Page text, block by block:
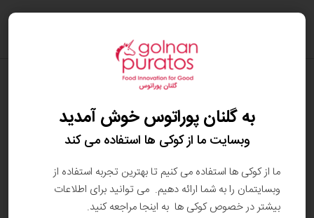
عوامل مؤثر بر کیفیت دانه کاکائو
اصلی‌ترین عامل،نوع دانه کاکائو است.
شده بود:
کریولو (Criollo):
اگر به‌درستی تخمیر شود، طعم
به گلنان پوراتوس خوش آمدید
وبسایت ما از کوکی ها استفاده می کند
ما از کوکی ها استفاده می کنیم تا بهترین تجربه استفاده از
وبسایتمان را به شما ارائه دهیم. می توانید برای اطلاعات
بیشتر در خصوص کوکی ها به اینجا مراجعه کنید.